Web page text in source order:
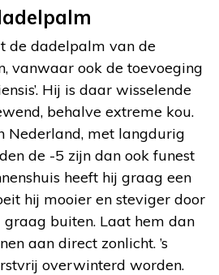
de dadelpalm van de
vanwaar ook de toevoeging
Hij is daar wisselende
behalve extreme kou.
Nederland, met langdurig
de -5 zijn dan ook funest
heeft hij graag een
hij mooier en steviger door
graag buiten. Laat hem dan
aan direct zonlicht. ’s
overwinterd worden.